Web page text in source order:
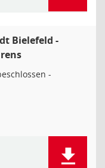
Bielefeld -
-